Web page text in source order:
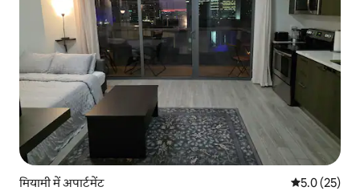
मियामी में अपार्टमेंट औसत रेटिंग 5
5.0 (25)